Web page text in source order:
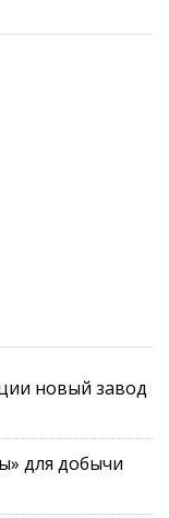
новый завод
для добычи